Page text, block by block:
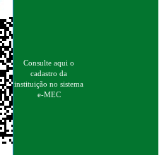
Consulte aqui o
cadastro da
instituição no sistema
e-MEC